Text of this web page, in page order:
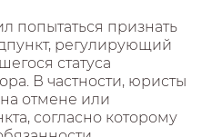
попытаться признать
регулирующий
статуса
В частности, юристы
отмене или
согласно которому